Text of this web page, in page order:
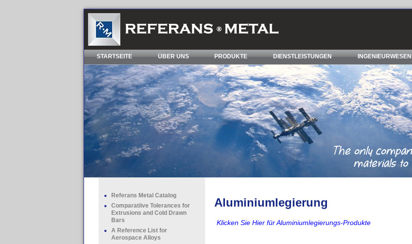
STARTSEITE ÜBER UNS PRODUKTE DIENSTLEISTUNGEN INGENIEURWESEN
Referans Metal Catalog
Comparatiive Tolerances for
Extrusions and Cold Drawn
Bars
A Reference List for
Aerospace Alloys
Aluminiumlegierung
Klicken Sie Hier für Aluminiumlegierungs-Produkte